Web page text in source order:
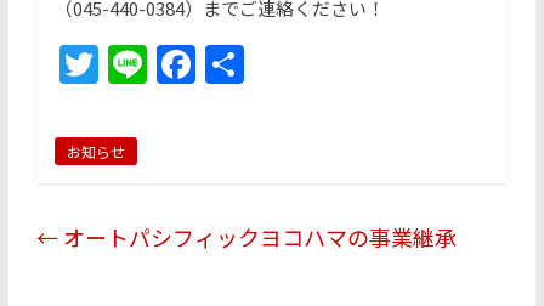
（045-440-0384）までご連絡ください！
T
w
itt
er
Li
n
F
a
b
o
共
お知らせ
←オートパシフィックヨコハマの事業継承